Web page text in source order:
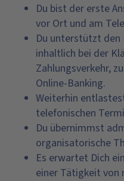
Du bist der erste
vor Ort und am
Du unterstützt den
inhaltlich bei der
Zahlungsverkehr,
Online-Banking.
Weiterhin
telefonischen
Du übernimmst
organisatorische
Es erwartet Dich
einer Tätigkeit von